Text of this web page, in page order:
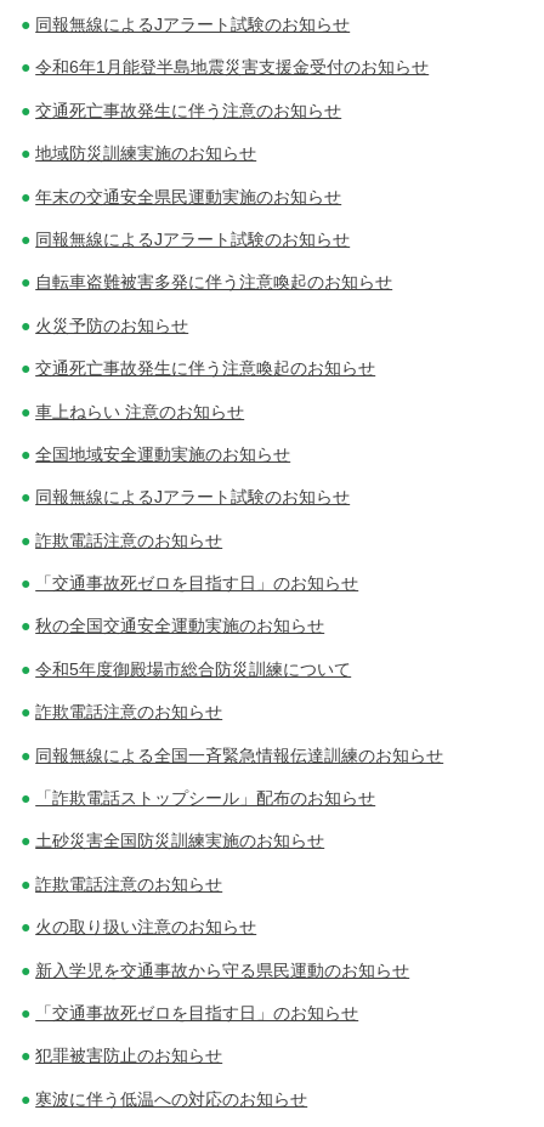
同報無線によるJアラート試験のお知らせ
令和6年1月能登半島地震災害支援金受付のお知らせ
交通死亡事故発生に伴う注意のお知らせ
地域防災訓練実施のお知らせ
年末の交通安全県民運動実施のお知らせ
同報無線によるJアラート試験のお知らせ
自転車盗難被害多発に伴う注意喚起のお知らせ
火災予防のお知らせ
交通死亡事故発生に伴う注意喚起のお知らせ
車上ねらい 注意のお知らせ
全国地域安全運動実施のお知らせ
同報無線によるJアラート試験のお知らせ
詐欺電話注意のお知らせ
「交通事故死ゼロを目指す日」のお知らせ
秋の全国交通安全運動実施のお知らせ
令和5年度御殿場市総合防災訓練について
詐欺電話注意のお知らせ
同報無線による全国一斉緊急情報伝達訓練のお知らせ
「詐欺電話ストップシール」配布のお知らせ
土砂災害全国防災訓練実施のお知らせ
詐欺電話注意のお知らせ
火の取り扱い注意のお知らせ
新入学児を交通事故から守る県民運動のお知らせ
「交通事故死ゼロを目指す日」のお知らせ
犯罪被害防止のお知らせ
寒波に伴う低温への対応のお知らせ